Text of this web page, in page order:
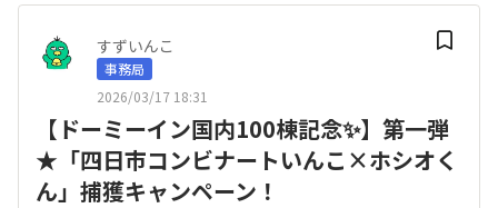
すずいんこ
事務局
2026/03/17 18:31
【ドーミーイン国内100棟記念✨】第一弾
★「四日市コンビナートいんこ×ホシオく
ん」捕獲キャンペーン！